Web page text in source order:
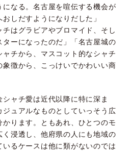
なる。名古屋を喧伝する機会が
しだすようになりだした」
チはグラビアやブロマイド、そし
ーになったのだ」「名古屋城の
チから、マスコット的なシャチ
徴から、こっけいでかわいい商
ャチ愛は近代以降に特に深ま
ジュアルなものとしていっそう広
ります。ともあれ、ひとつのモ
浸透し、他府県の人にも地域の
るケースは他に類がないのでは